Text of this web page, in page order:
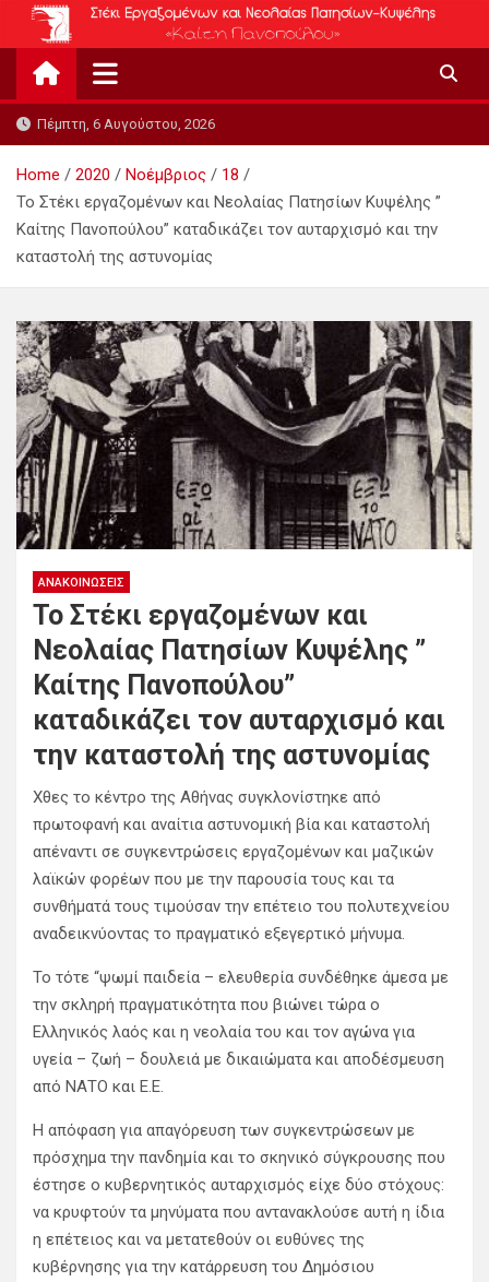
content
Πέμπτη, 6 Αυγούστου, 2026
Home 2020 Νοέμβριος
18
Το Στέκι εργαζομένων και Νεολαίας Πατησίων Κυψέλης ”
Καίτης Πανοπούλου” καταδικάζει τον αυταρχισμό και την
καταστολή της αστυνομίας
ΑΝΑΚΟΙΝΏΣΕΙΣ
Το Στέκι εργαζομένων και
Νεολαίας Πατησίων Κυψέλης ”
Καίτης Πανοπούλου”
καταδικάζει τον αυταρχισμό και
την καταστολή της αστυνομίας
Χθες το κέντρο της Αθήνας συγκλονίστηκε από
πρωτοφανή και αναίτια αστυνομική βία και καταστολή
απέναντι σε συγκεντρώσεις εργαζομένων και μαζικών
λαϊκών φορέων που με την παρουσία τους και τα
συνθήματά τους τιμούσαν την επέτειο του πολυτεχνείου
αναδεικνύοντας το πραγματικό εξεγερτικό μήνυμα.
Το τότε “ψωμί παιδεία – ελευθερία συνδέθηκε άμεσα με
την σκληρή πραγματικότητα που βιώνει τώρα ο
Ελληνικός λαός και η νεολαία του και τον αγώνα για
υγεία – ζωή – δουλειά με δικαιώματα και αποδέσμευση
από ΝΑΤΟ και Ε.Ε.
Η απόφαση για απαγόρευση των συγκεντρώσεων με
πρόσχημα την πανδημία και το σκηνικό σύγκρουσης που
έστησε ο κυβερνητικός αυταρχισμός είχε δύο στόχους:
να κρυφτούν τα μηνύματα που αντανακλούσε αυτή η ίδια
η επέτειος και να μετατεθούν οι ευθύνες της
κυβέρνησης για την κατάρρευση του Δημόσιου